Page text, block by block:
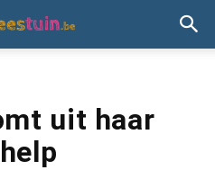
uit haar